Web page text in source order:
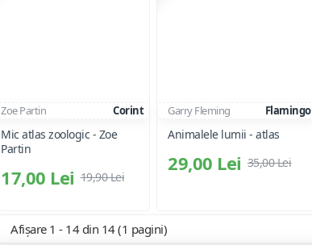
Zoe Partin Corint
Mic atlas zoologic - Zoe
Partin
17,00 Lei 19,90 Lei
Garry Fleming Flamingo
Animalele lumii - atlas
29,00 Lei 35,00 Lei
Afișare 1 - 14 din 14 (1 pagini)